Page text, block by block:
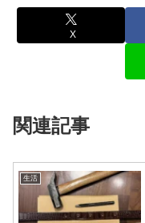
X
関連記事
生活